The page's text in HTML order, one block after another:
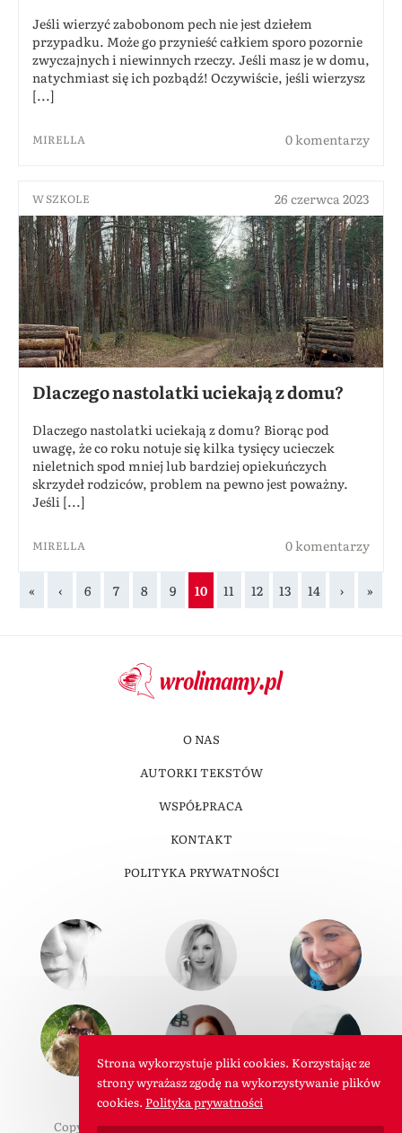
Jeśli wierzyć zabobonom pech nie jest dziełem
przypadku. Może go przynieść całkiem sporo pozornie
zwyczajnych i niewinnych rzeczy. Jeśli masz je w domu,
natychmiast się ich pozbądź! Oczywiście, jeśli wierzysz
[...]
MIRELLA 0 komentarzy
W SZKOLE 26 czerwca 2023
Dlaczego nastolatki uciekają z domu?
Dlaczego nastolatki uciekają z domu? Biorąc pod
uwagę, że co roku notuje się kilka tysięcy ucieczek
nieletnich spod mniej lub bardziej opiekuńczych
skrzydeł rodziców, problem na pewno jest poważny.
Jeśli [...]
MIRELLA 0 komentarzy
« ‹ 6 7 8 9 10 11 12 13 14 › »
O NAS
AUTORKI TEKSTÓW
WSPÓŁPRACA
KONTAKT
POLITYKA PRYWATNOŚCI
Copyright © 2011-2026 W Roli Mamy. Wszelkie prawa
Strona wykorzystuje pliki cookies. Korzystając ze
strony wyrażasz zgodę na wykorzystywanie plików
cookies. Polityka prywatności